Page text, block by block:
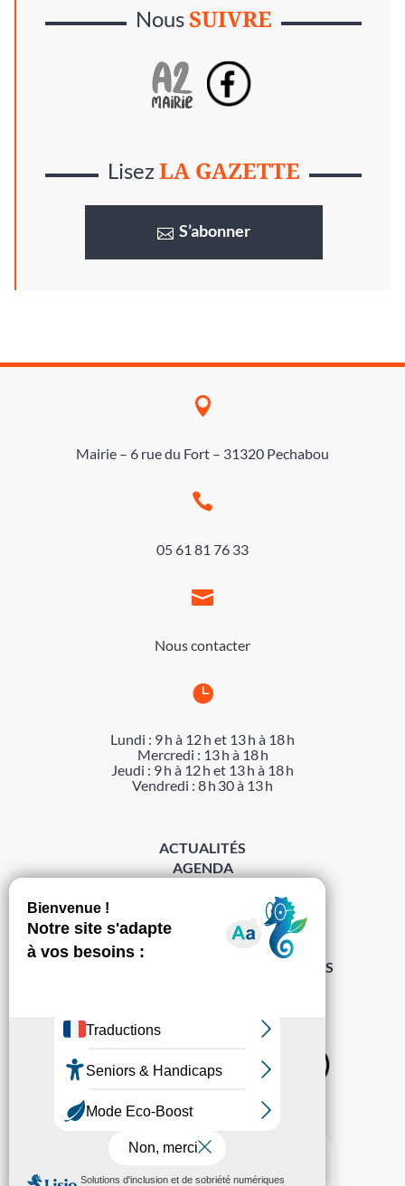
NousSUIVRE
LisezLA GAZETTE
S’abonner

Mairie – 6 rue du Fort – 31320 Pechabou

05 61 81 76 33

Nous contacter

Lundi : 9 h à 12 h et 13 h à 18 h
Mercredi : 13 h à 18 h
Jeudi : 9 h à 12 h et 13 h à 18 h
Vendredi : 8 h 30 à 13 h
Sur les réseaux
ACTUALITÉS
AGENDA
MENTIONS LÉGALES
PROTECTION DES DONNÉES
POLITIQUE DE GESTION DES COOKIES